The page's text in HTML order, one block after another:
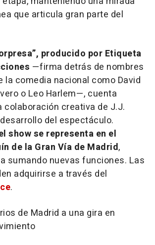
que articula gran parte del
producido por Etiqueta
—firma detrás de nombres
la comedia nacional como David
o Leo Harlem—, cuenta
colaboración creativa de J.J.
del espectáculo.
show se representa en el
de la Gran Vía de Madrid,
sumando nuevas funciones. Las
adquirirse a través del
.
de Madrid a una gira en